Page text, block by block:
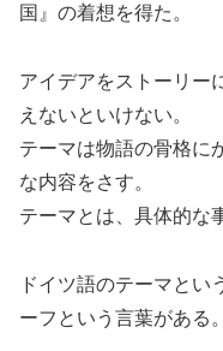
国』の着想を得た。
アイデアをストーリー
えないといけない。
テーマは物語の骨格に
な内容をさす。
テーマとは、具体的な
ドイツ語のテーマとい
ーフという言葉がある。